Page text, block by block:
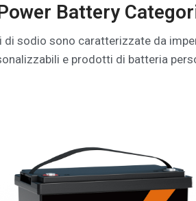
Battery
sodio sono caratterizzate da
e prodotti di batteria